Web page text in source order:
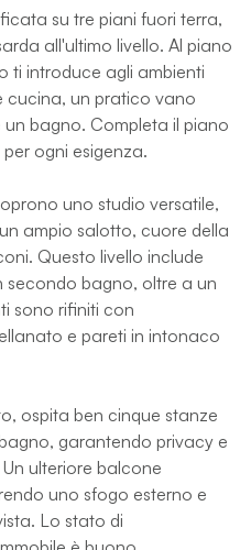
su tre piani fuori terra,
all'ultimo livello. Al piano
ti introduce agli ambienti
cucina, un pratico vano
bagno. Completa il piano
ogni esigenza.
uno studio versatile,
ampio salotto, cuore della
Questo livello include
secondo bagno, oltre a un
sono rifiniti con
e pareti in intonaco
ospita ben cinque stanze
garantendo privacy e
ulteriore balcone
uno sfogo esterno e
Lo stato di